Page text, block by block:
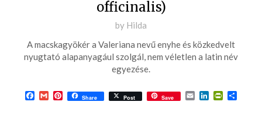
officinalis)
Posted
2016-
09-
by Hilda
A macskagyökér a Valeriana nevű enyhe és közkedvelt
nyugtató alapanyagául szolgál, nem véletlen a latin név
egyezése.
Facebook
GmailPinterest
Share Post Save EmailLinkedIn